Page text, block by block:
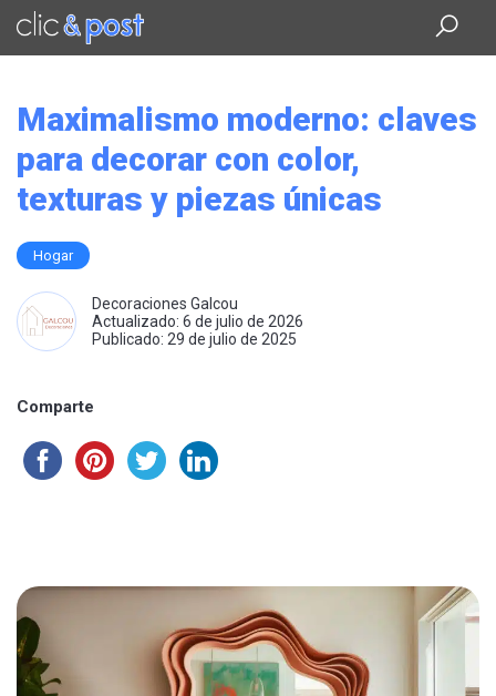
Saltar
contenido
Maximalismo moderno: claves
para decorar con color,
texturas y piezas únicas
Hogar
Decoraciones Galcou
Actualizado: 6 de julio de 2026
Publicado: 29 de julio de 2025
Comparte